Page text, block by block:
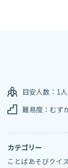
目安人数：1
難易度：むず
カテゴリー
ことばあそびクイ